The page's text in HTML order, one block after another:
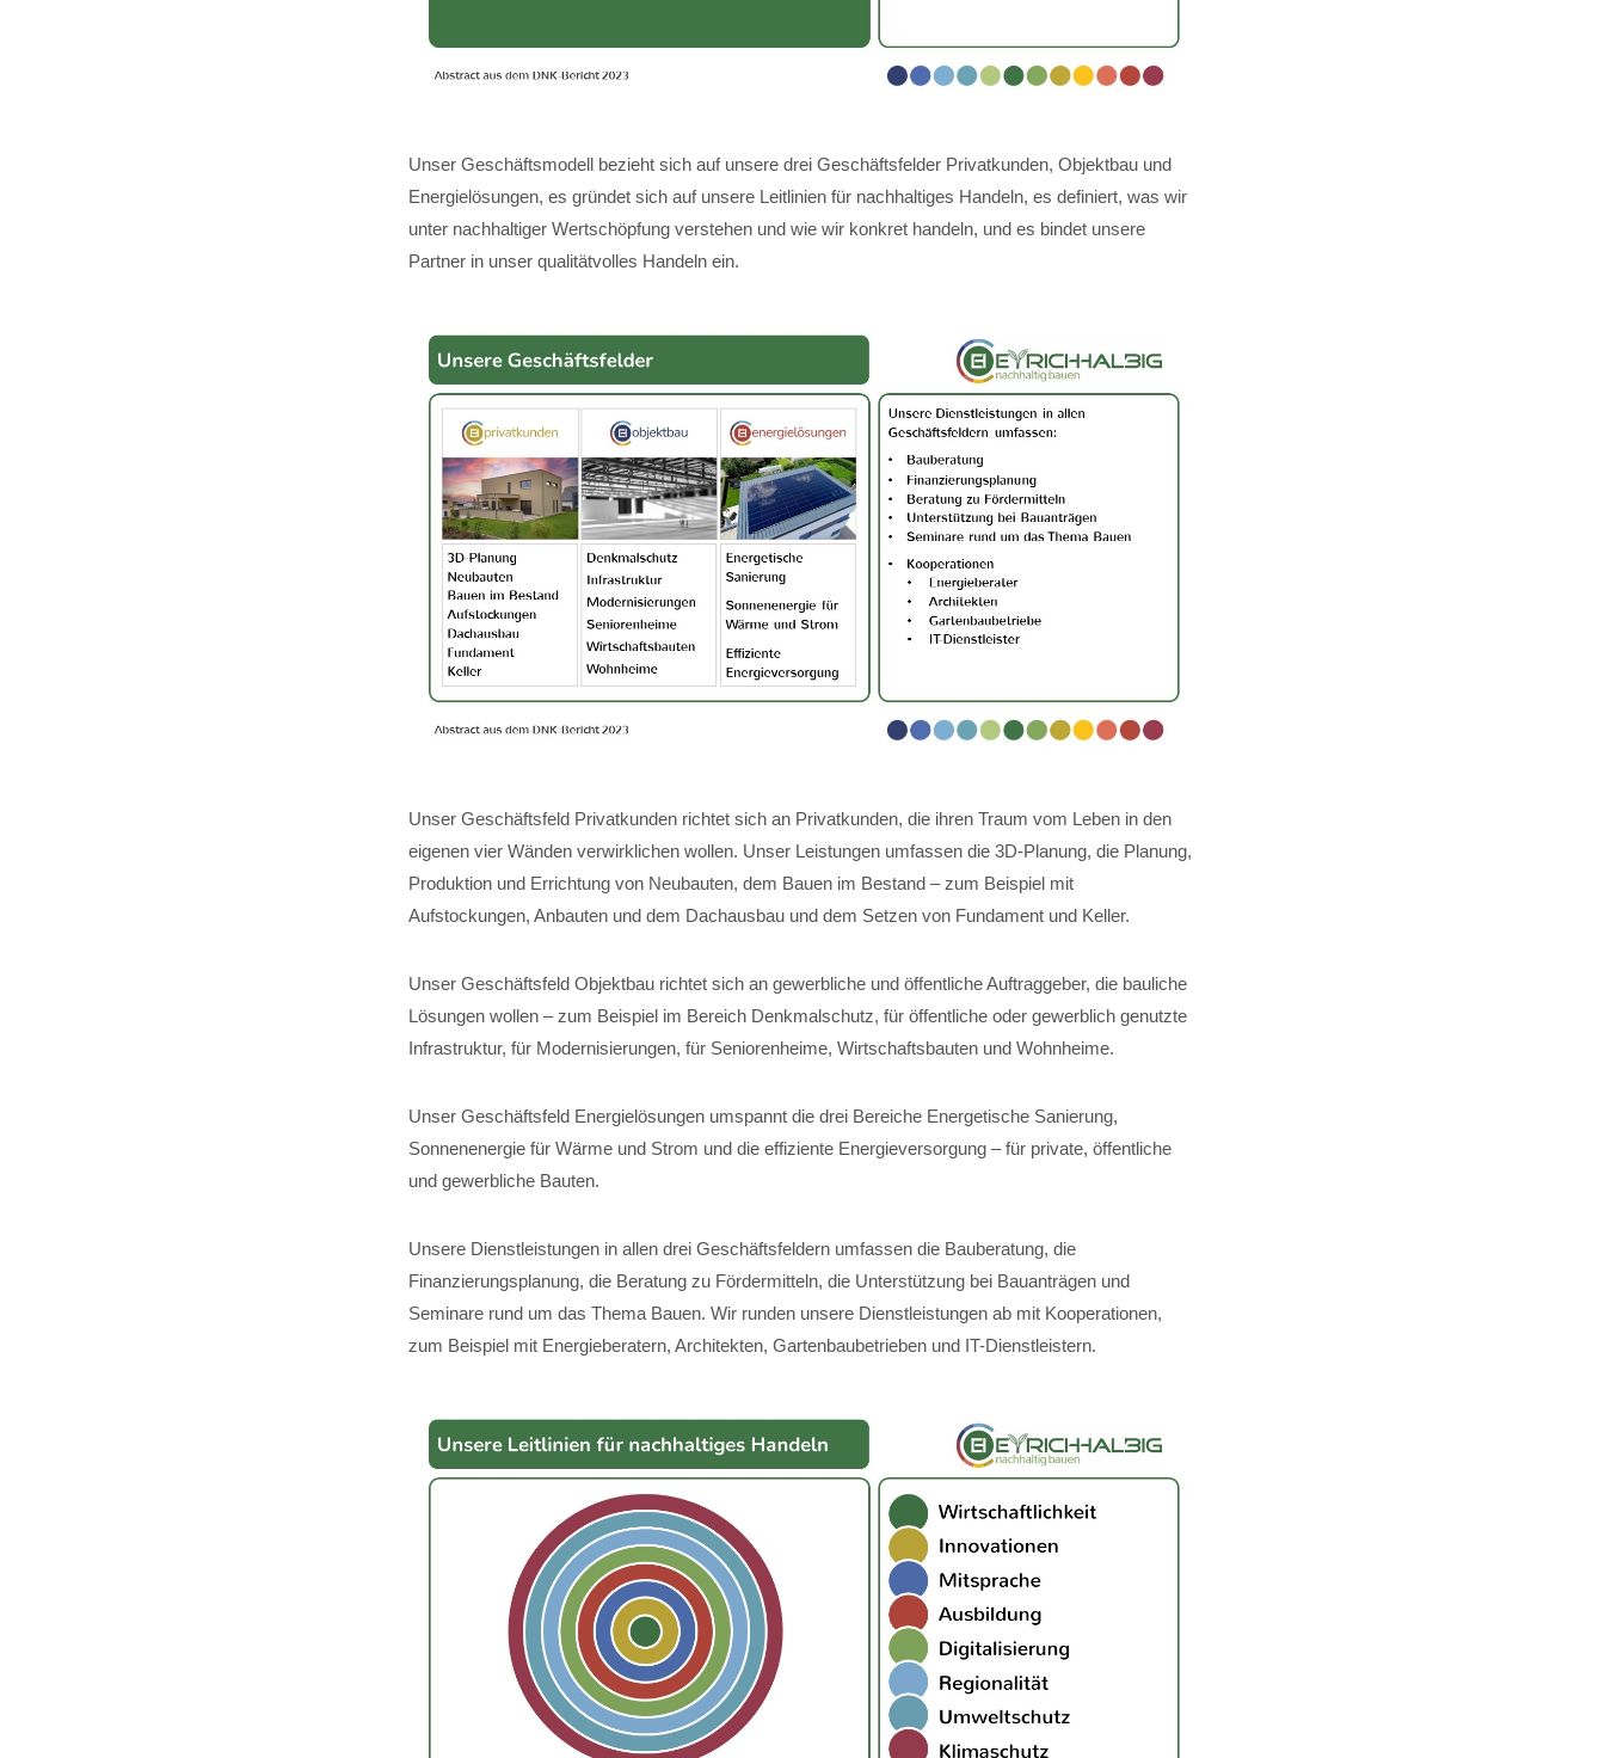
Unser Geschäftsmodell bezieht sich auf unsere drei Geschäftsfelder Privatkunden, Objektbau und
Energielösungen, es gründet sich auf unsere Leitlinien für nachhaltiges Handeln, es definiert, was wir
unter nachhaltiger Wertschöpfung verstehen und wie wir konkret handeln, und es bindet unsere
Partner in unser qualitätvolles Handeln ein.
Unser Geschäftsfeld Privatkunden richtet sich an Privatkunden, die ihren Traum vom Leben in den
eigenen vier Wänden verwirklichen wollen. Unser Leistungen umfassen die 3D-Planung, die Planung,
Produktion und Errichtung von Neubauten, dem Bauen im Bestand – zum Beispiel mit
Aufstockungen, Anbauten und dem Dachausbau und dem Setzen von Fundament und Keller.
Unser Geschäftsfeld Objektbau richtet sich an gewerbliche und öffentliche Auftraggeber, die bauliche
Lösungen wollen – zum Beispiel im Bereich Denkmalschutz, für öffentliche oder gewerblich genutzte
Infrastruktur, für Modernisierungen, für Seniorenheime, Wirtschaftsbauten und Wohnheime.
Unser Geschäftsfeld Energielösungen umspannt die drei Bereiche Energetische Sanierung,
Sonnenenergie für Wärme und Strom und die effiziente Energieversorgung – für private, öffentliche
und gewerbliche Bauten.
Unsere Dienstleistungen in allen drei Geschäftsfeldern umfassen die Bauberatung, die
Finanzierungsplanung, die Beratung zu Fördermitteln, die Unterstützung bei Bauanträgen und
Seminare rund um das Thema Bauen. Wir runden unsere Dienstleistungen ab mit Kooperationen,
zum Beispiel mit Energieberatern, Architekten, Gartenbaubetrieben und IT-Dienstleistern.